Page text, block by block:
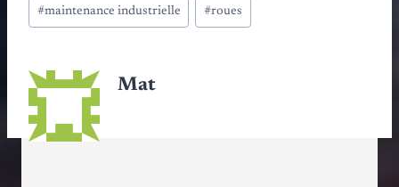
la#maintenance industrielle #roues
Mat